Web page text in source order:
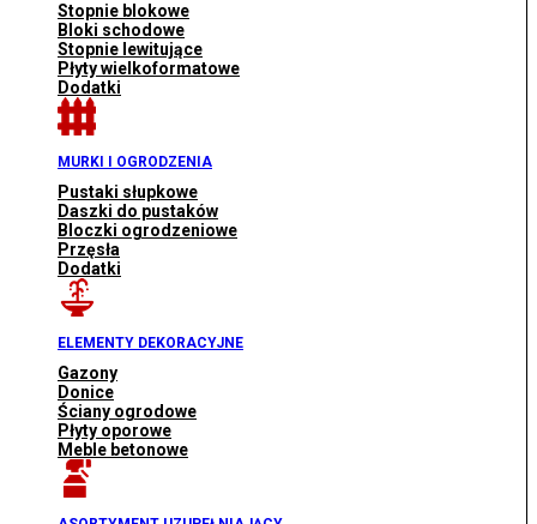
Stopnie blokowe
Bloki schodowe
Stopnie lewitujące
Płyty wielkoformatowe
Dodatki
MURKI I OGRODZENIA
Pustaki słupkowe
Daszki do pustaków
Bloczki ogrodzeniowe
Przęsła
Dodatki
ELEMENTY DEKORACYJNE
Gazony
Donice
Ściany ogrodowe
Płyty oporowe
Meble betonowe